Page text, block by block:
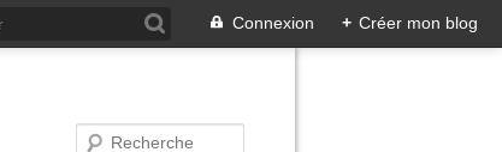
Connexion + Créer mon blog